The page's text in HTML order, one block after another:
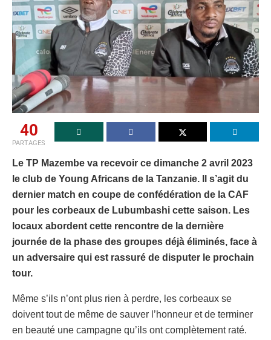
40
PARTAGES
Le TP Mazembe va recevoir ce dimanche 2 avril 2023
le club de Young Africans de la Tanzanie. Il s’agit du
dernier match en coupe de confédération de la CAF
pour les corbeaux de Lubumbashi cette saison. Les
locaux abordent cette rencontre de la dernière
journée de la phase des groupes déjà éliminés, face à
un adversaire qui est rassuré de disputer le prochain
tour.
Même s’ils n’ont plus rien à perdre, les corbeaux se
doivent tout de même de sauver l’honneur et de terminer
en beauté une campagne qu’ils ont complètement raté.